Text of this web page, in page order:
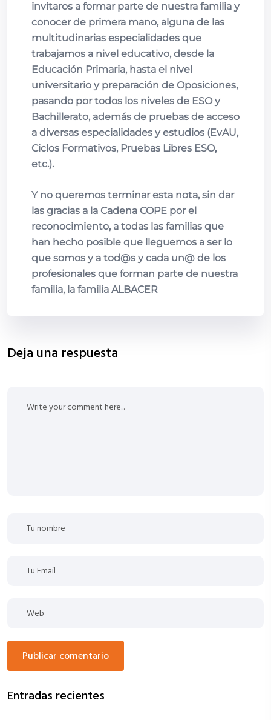
invitaros a formar parte de nuestra familia y
conocer de primera mano, alguna de las
multitudinarias especialidades que
trabajamos a nivel educativo, desde la
Educación Primaria, hasta el nivel
universitario y preparación de Oposiciones,
pasando por todos los niveles de ESO y
Bachillerato, además de pruebas de acceso
a diversas especialidades y estudios (EvAU,
Ciclos Formativos, Pruebas Libres ESO,
etc.).
Y no queremos terminar esta nota, sin dar
las gracias a la Cadena COPE por el
reconocimiento, a todas las familias que
han hecho posible que lleguemos a ser lo
que somos y a tod@s y cada un@ de los
profesionales que forman parte de nuestra
familia, la familia ALBACER
Deja una respuesta
publicar comentario
Entradas recientes